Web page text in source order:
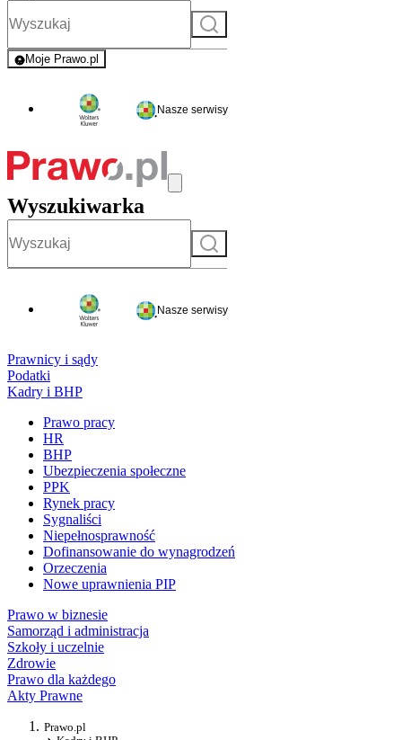
Szukaj
Moje Prawo.pl
- rejestracja i logowanie do serwisu
Nasze serwisy
Wyszukiwarka
Szukaj
Nasze serwisy
Prawnicy i sądy
Podatki
Kadry i BHP
Prawo pracy
HR
BHP
Ubezpieczenia społeczne
PPK
Rynek pracy
Sygnaliści
Niepełnosprawność
Dofinansowanie do wynagrodzeń
Orzeczenia
Nowe uprawnienia PIP
Prawo w biznesie
Samorząd i administracja
Szkoły i uczelnie
Zdrowie
Prawo dla każdego
Akty Prawne
Prawo.pl